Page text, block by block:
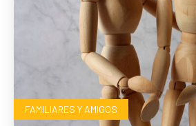
FAMILIARES Y AMIGOS